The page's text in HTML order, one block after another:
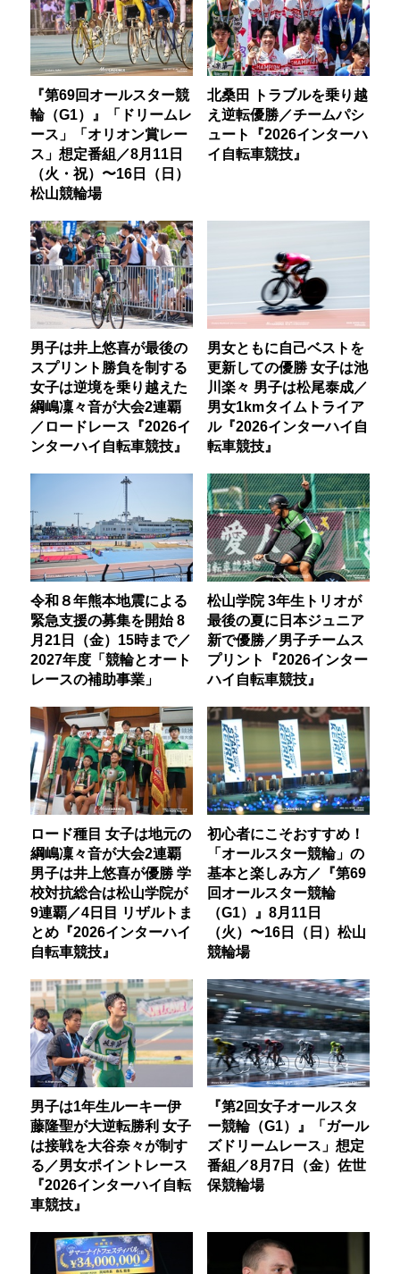
『第69回オールスター競
輪（G1）』「ドリームレ
ース」「オリオン賞レー
ス」想定番組／8月11日
（火・祝）〜16日（日）
松山競輪場
北桑田 トラブルを乗り越
え逆転優勝／チームパシ
ュート『2026インターハ
イ自転車競技』
男子は井上悠喜が最後の
スプリント勝負を制する
女子は逆境を乗り越えた
綱嶋凜々音が大会2連覇
／ロードレース『2026イ
ンターハイ自転車競技』
男女ともに自己ベストを
更新しての優勝 女子は池
川楽々 男子は松尾泰成／
男女1kmタイムトライア
ル『2026インターハイ自
転車競技』
令和８年熊本地震による
緊急支援の募集を開始 8
月21日（金）15時まで／
2027年度「競輪とオート
レースの補助事業」
松山学院 3年生トリオが
最後の夏に日本ジュニア
新で優勝／男子チームス
プリント『2026インター
ハイ自転車競技』
ロード種目 女子は地元の
綱嶋凜々音が大会2連覇
男子は井上悠喜が優勝 学
校対抗総合は松山学院が
9連覇／4日目 リザルトま
とめ『2026インターハイ
自転車競技』
初心者にこそおすすめ！
「オールスター競輪」の
基本と楽しみ方／『第69
回オールスター競輪
（G1）』8月11日
（火）〜16日（日）松山
競輪場
男子は1年生ルーキー伊
藤隆聖が大逆転勝利 女子
は接戦を大谷奈々が制す
る／男女ポイントレース
『2026インターハイ自転
車競技』
『第2回女子オールスタ
ー競輪（G1）』「ガール
ズドリームレース」想定
番組／8月7日（金）佐世
保競輪場